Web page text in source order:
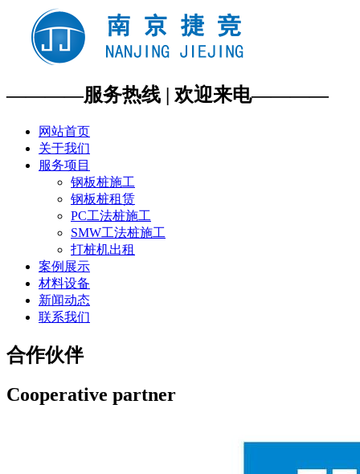
————服务热线 | 欢迎来电————
网站首页
关于我们
服务项目
钢板桩施工
钢板桩租赁
PC工法桩施工
SMW工法桩施工
打桩机出租
案例展示
材料设备
新闻动态
联系我们
合作伙伴
Cooperative partner